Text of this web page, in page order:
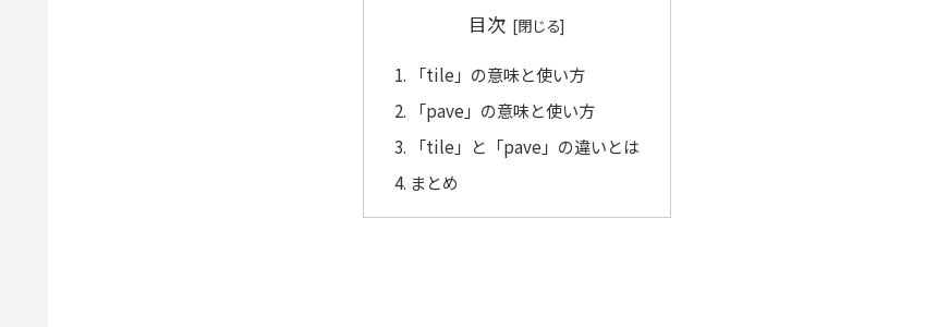
目次
「tile」の意味と使い方
「pave」の意味と使い方
「tile」と「pave」の違いとは
まとめ